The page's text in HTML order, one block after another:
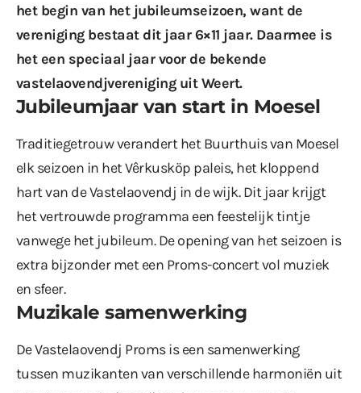
het begin van het jubileumseizoen, want de
vereniging bestaat dit jaar 6×11 jaar. Daarmee is
het een speciaal jaar voor de bekende
vastelaovendjvereniging uit Weert.
Jubileumjaar van start in Moesel
Traditiegetrouw verandert het Buurthuis van Moesel
elk seizoen in het Vêrkusköp paleis, het kloppend
hart van de Vastelaovendj in de wijk. Dit jaar krijgt
het vertrouwde programma een feestelijk tintje
vanwege het jubileum. De opening van het seizoen is
extra bijzonder met een Proms-concert vol muziek
en sfeer.
Muzikale samenwerking
De Vastelaovendj Proms is een samenwerking
tussen muzikanten van verschillende harmoniën uit